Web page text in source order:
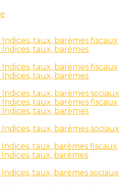
taux, barèmes fiscaux
taux, barèmes
taux, barèmes fiscaux
taux, barèmes
taux, barèmes sociaux
taux, barèmes fiscaux
taux, barèmes
taux, barèmes sociaux
taux, barèmes fiscaux
taux, barèmes
taux, barèmes sociaux